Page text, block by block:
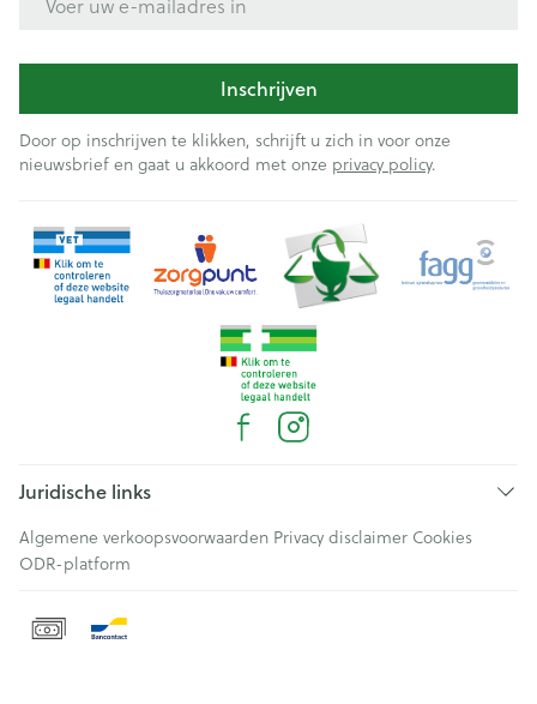
Inschrijven
Door op inschrijven te klikken, schrijft u zich in voor onze
nieuwsbrief en gaat u akkoord met onze privacy policy.
Juridische links
Algemene verkoopsvoorwaarden Privacy disclaimer Cookies
ODR-platform